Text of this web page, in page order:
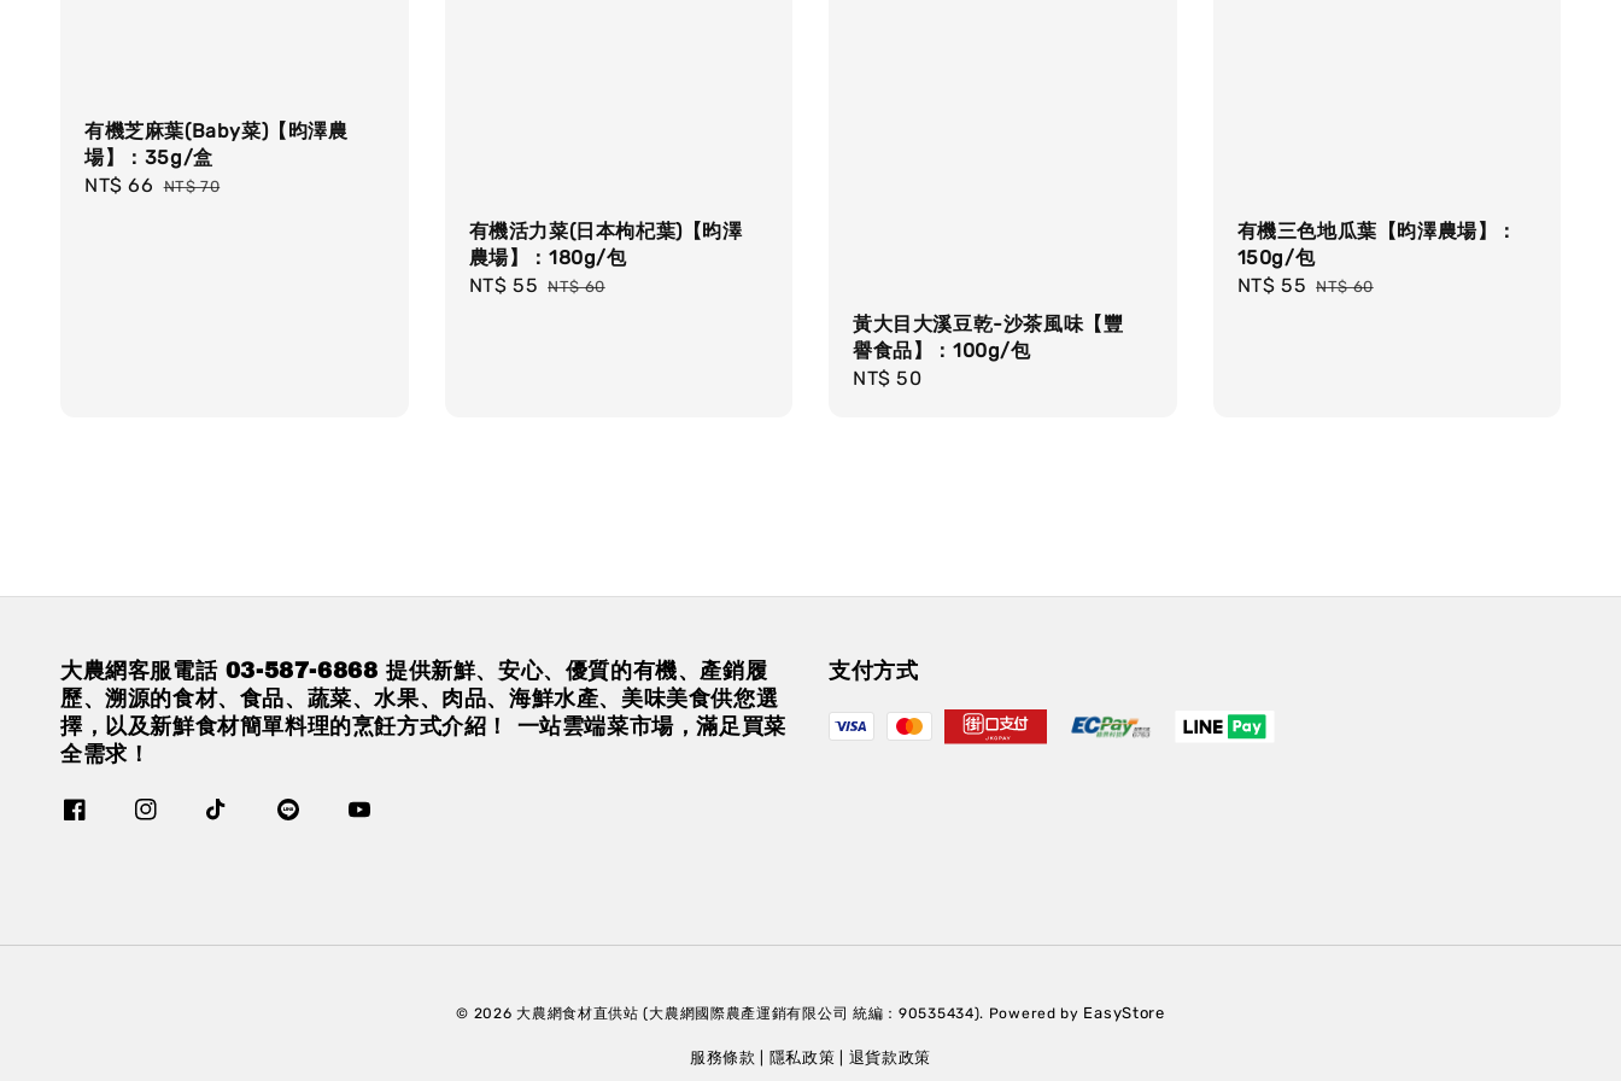
有機芝麻葉(Baby菜)【昀澤農
場】：35g/盒
Sale
NT$ 66 Regular
NT$ 70
有機活力菜(日本枸杞葉)【昀澤
農場】：180g/包
Sale
NT$ 55 Regular
NT$ 60
黃大目大溪豆乾-沙茶風味【豐
譽食品】：100g/包
Regular
NT$ 50
有機三色地瓜葉【昀澤農場】：
150g/包
Sale
NT$ 55 Regular
NT$ 60
大農網客服電話 03-587-6868 提供新鮮、安心、優質的有機、產銷履
歷、溯源的食材、食品、蔬菜、水果、肉品、海鮮水產、美味美食供您選
擇，以及新鮮食材簡單料理的烹飪方式介紹！ 一站雲端菜市場，滿足買菜
全需求！
支付方式
© 2026 大農網食材直供站 (大農網國際農產運銷有限公司 統編：90535434). Powered by EasyStore
服務條款 隱私政策 退貨款政策